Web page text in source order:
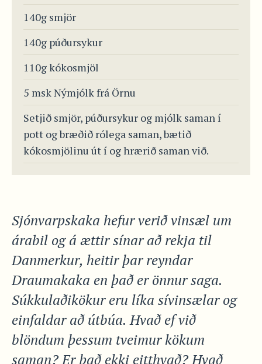
140g smjör
140g púðursykur
110g kókosmjöl
5 msk Nýmjólk frá Örnu
Setjið smjör, púðursykur og mjólk saman í
pott og bræðið rólega saman, bætið
kókosmjölinu út í og hrærið saman við.
Sjónvarpskaka hefur verið vinsæl um
árabil og á ættir sínar að rekja til
Danmerkur, heitir þar reyndar
Draumakaka en það er önnur saga.
Súkkulaðikökur eru líka sívinsælar og
einfaldar að útbúa. Hvað ef við
blöndum þessum tveimur kökum
saman? Er það ekki eitthvað? Hvað